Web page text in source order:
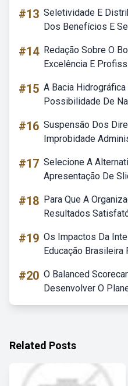
#13 Seletividade E
Dos Benefícios E
#14 Redação Sobre O
Excelência E
#15 A Bacia
Possibilidade De
#16 Suspensão Dos
Improbidade
#17 Selecione A
Apresentação De
#18 Para Que A
Resultados
#19 Os Impactos Da
Educação Brasileira
#20 O Balanced
Desenvolver O
Related Posts